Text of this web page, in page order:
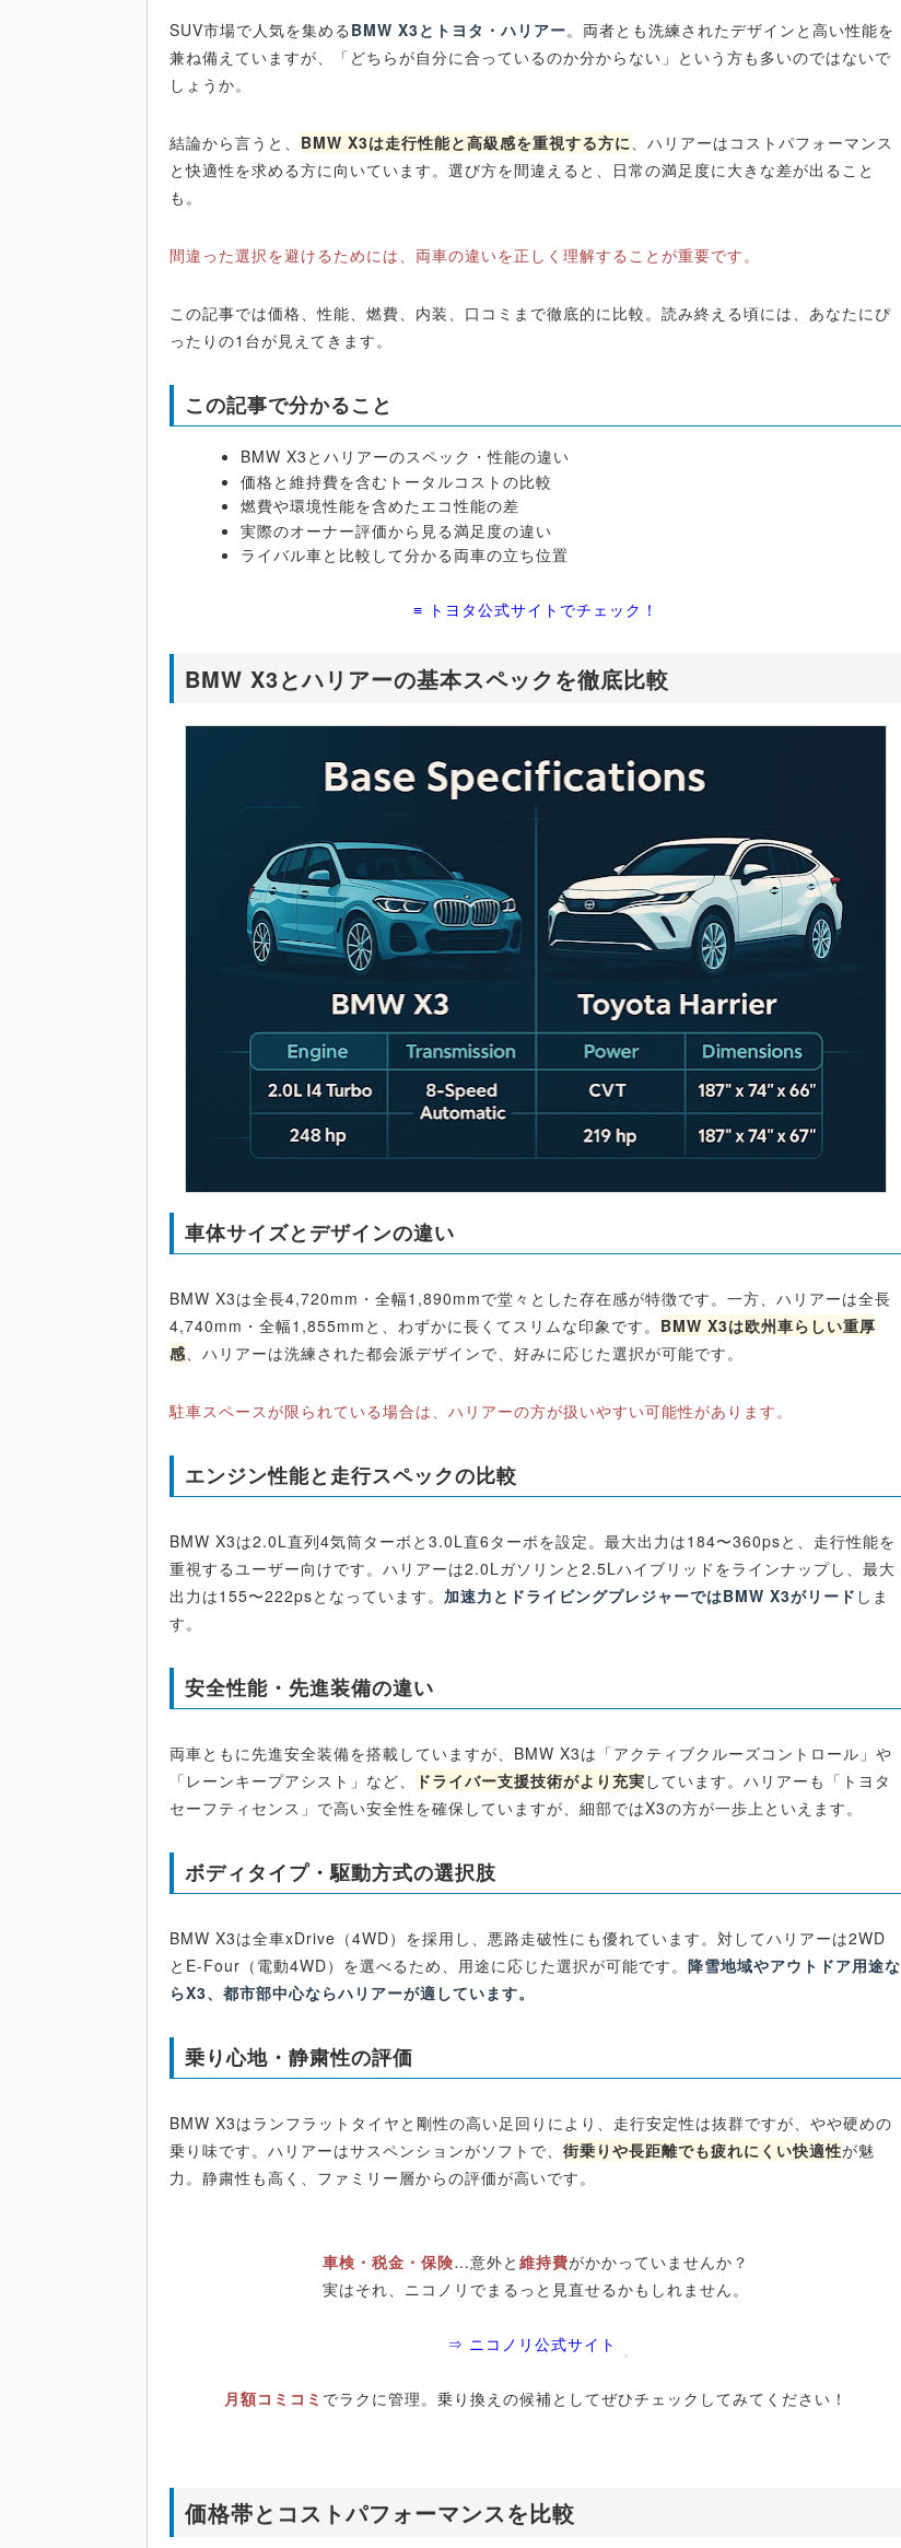
SUV市場で人気を集める BMW X3とトヨタ・ハリアー。両者とも洗練されたデザインと高い性能を
兼ね備えていますが、「どちらが自分に合っているのか分からない」という方も多いのではないで
しょうか。
結論から言うと、 BMW X3は走行性能と高級感を重視する方に、ハリアーはコストパフォーマンス
と快適性を求める方に向いています。選び方を間違えると、日常の満足度に大きな差が出ること
も。
間違った選択を避けるためには、両車の違いを正しく理解することが重要です。
この記事では価格、性能、燃費、内装、口コミまで徹底的に比較。読み終える頃には、あなたにぴ
ったりの1台が見えてきます。
この記事で分かること
BMW X3とハリアーのスペック・性能の違い
価格と維持費を含むトータルコストの比較
燃費や環境性能を含めたエコ性能の差
実際のオーナー評価から見る満足度の違い
ライバル車と比較して分かる両車の立ち位置
≡ トヨタ公式サイトでチェック！
BMW X3とハリアーの基本スペックを徹底比較
車体サイズとデザインの違い
BMW X3は全長4,720mm・全幅1,890mmで堂々とした存在感が特徴です。一方、ハリアーは全長
4,740mm・全幅1,855mmと、わずかに長くてスリムな印象です。 BMW X3は欧州車らしい重厚
感、ハリアーは洗練された都会派デザインで、好みに応じた選択が可能です。
駐車スペースが限られている場合は、ハリアーの方が扱いやすい可能性があります。
エンジン性能と走行スペックの比較
BMW X3は2.0L直列4気筒ターボと3.0L直6ターボを設定。最大出力は184〜360psと、走行性能を
重視するユーザー向けです。ハリアーは2.0Lガソリンと2.5Lハイブリッドをラインナップし、最大
出力は155〜222psとなっています。 加速力とドライビングプレジャーではBMW X3がリード しま
す。
安全性能・先進装備の違い
両車ともに先進安全装備を搭載していますが、BMW X3は「アクティブクルーズコントロール」や
「レーンキープアシスト」など、
ドライバー支援技術がより充実 しています。ハリアーも「トヨタ
セーフティセンス」で高い安全性を確保していますが、細部ではX3の方が一歩上といえます。
ボディタイプ・駆動方式の選択肢
BMW X3は全車xDrive（4WD）を採用し、悪路走破性にも優れています。対してハリアーは2WD
とE-Four（電動4WD）を選べるため、用途に応じた選択が可能です。降雪地域やアウトドア用途な
らX3、都市部中心ならハリアーが適しています。
乗り心地・静粛性の評価
BMW X3はランフラットタイヤと剛性の高い足回りにより、走行安定性は抜群ですが、やや硬めの
乗り味です。ハリアーはサスペンションがソフトで、街乗りや長距離でも疲れにくい快適性が魅
力。静粛性も高く、ファミリー層からの評価が高いです。
車検・税金・保険…意外と 維持費がかかっていませんか？
実はそれ、ニコノリでまるっと見直せるかもしれません。
⇒ ニコノリ公式サイト
月額コミコミ でラクに管理。乗り換えの候補としてぜひチェックしてみてください！
価格帯とコストパフォーマンスを比較